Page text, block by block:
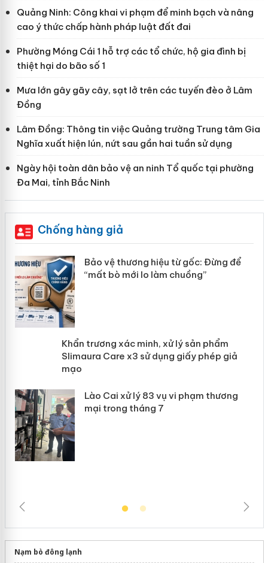
Quảng Ninh: Công khai vi phạm để minh bạch và nâng
cao ý thức chấp hành pháp luật đất đai
Phường Móng Cái 1 hỗ trợ các tổ chức, hộ gia đình bị
thiệt hại do bão số 1
Mưa lớn gây gãy cây, sạt lở trên các tuyến đèo ở Lâm
Đồng
Lâm Đồng: Thông tin việc Quảng trường Trung tâm Gia
Nghĩa xuất hiện lún, nứt sau gần hai tuần sử dụng
Ngày hội toàn dân bảo vệ an ninh Tổ quốc tại phường
Đa Mai, tỉnh Bắc Ninh
Chống hàng giả
Bảo vệ thương hiệu từ gốc: Đừng để
“mất bò mới lo làm chuồng”
Khẩn trương xác minh, xử lý sản phẩm
Slimaura Care x3 sử dụng giấy phép
Nạm bò đông lạnh